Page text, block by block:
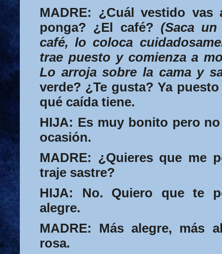
MADRE: ¿Cuál vestido vas
ponga? ¿El café? (Saca
café, lo coloca
trae puesto y comienza a
Lo arroja sobre la cama y
verde? ¿Te gusta? Ya
qué caída tiene.
HIJA: Es muy bonito pero
ocasión.
MADRE: ¿Quieres que me
traje sastre?
HIJA: No. Quiero que te
alegre.
MADRE: Más alegre, más
rosa.